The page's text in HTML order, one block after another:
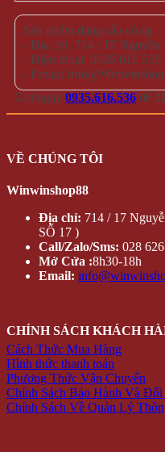
Sản phẩm đang sẵn có tại
- Địa chỉ: 714 / 17 Nguyễn
- Điện thoại: 0935 616 536
- Email:
Gọi ngay 0935.616.536 để
VỀ CHÚNG TÔI
Winwinshop88
Địa chỉ: 714 / 17
SỐ 17 )
Call/Zalo/Sms: 028
Mở Cửa :8h30-18h
Email:
CHÍNH SÁCH KHÁCH
Cách Thức Mua Hàng
Hình thức thanh toán
Phương Thức Vận Chuyển
Chính Sách Bảo Hành Và Đổi
Chính Sách Về Quản Lý